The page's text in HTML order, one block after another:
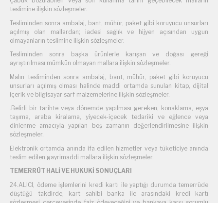
teslimine ilişkin sözleşmeler.
Tesliminden sonra ambalaj, bant, mühür, paket gibi koruyucu unsurları
açılmış olan mallardan; iadesi sağlık ve hijyen açısından uygun
olmayanların teslimine ilişkin sözleşmeler.
Tesliminden sonra başka ürünlerle karışan ve doğası gereği
ayrıştırılması mümkün olmayan mallara ilişkin sözleşmeler.
Malın tesliminden sonra ambalaj, bant, mühür, paket gibi koruyucu
unsurları açılmış olması halinde maddi ortamda sunulan kitap, dijital
içerik ve bilgisayar sarf malzemelerine ilişkin sözleşmeler.
.Belirli bir tarihte veya dönemde yapılması gereken, konaklama, eşya
taşıma, araba kiralama, yiyecek-içecek tedariki ve eğlence veya
dinlenme amacıyla yapılan boş zamanın değerlendirilmesine ilişkin
sözleşmeler.
Elektronik ortamda anında ifa edilen hizmetler veya tüketiciye anında
teslim edilen gayrimaddi mallara ilişkin sözleşmeler.
TEMERRÜT HALİ VE HUKUKİ SONUÇLARI
24.ALICI, ödeme işlemlerini kredi kartı ile yaptığı durumda temerrüde
düştüğü takdirde, kart sahibi banka ile arasındaki kredi kartı